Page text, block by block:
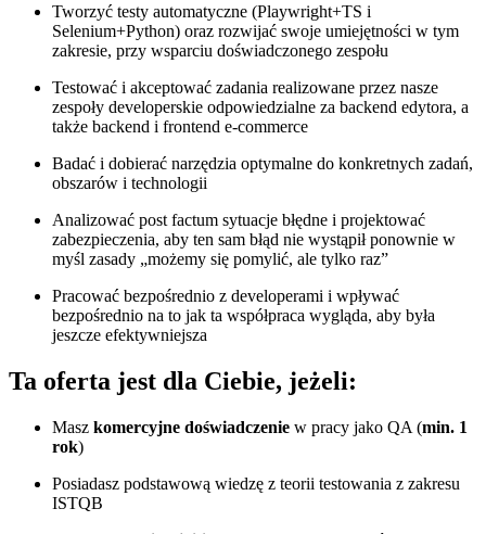
Tworzyć testy automatyczne (Playwright+TS i
Selenium+Python) oraz rozwijać swoje umiejętności w tym
zakresie, przy wsparciu doświadczonego zespołu
Testować i akceptować zadania realizowane przez nasze
zespoły developerskie odpowiedzialne za backend edytora, a
także backend i frontend e-commerce
Badać i dobierać narzędzia optymalne do konkretnych zadań,
obszarów i technologii
Analizować post factum sytuacje błędne i projektować
zabezpieczenia, aby ten sam błąd nie wystąpił ponownie w
myśl zasady „możemy się pomylić, ale tylko raz”
Pracować bezpośrednio z developerami i wpływać
bezpośrednio na to jak ta współpraca wygląda, aby była
jeszcze efektywniejsza
Ta oferta jest dla Ciebie, jeżeli:
Masz komercyjne doświadczenie w pracy jako QA (min. 1
rok)
Posiadasz podstawową wiedzę z teorii testowania z zakresu
ISTQB